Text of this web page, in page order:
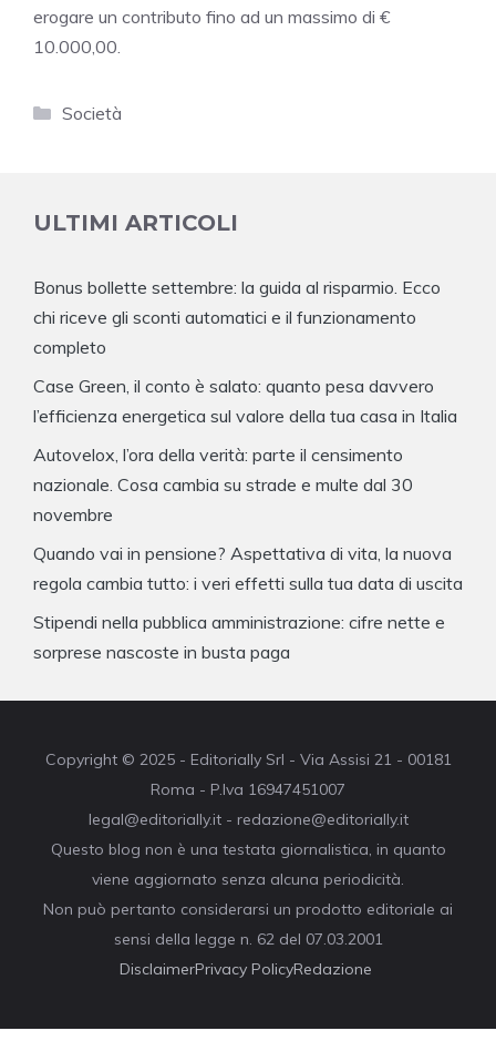
erogare un contributo fino ad un massimo di €
10.000,00.
Categorie
Società
ULTIMI ARTICOLI
Bonus bollette settembre: la guida al risparmio. Ecco
chi riceve gli sconti automatici e il funzionamento
completo
Case Green, il conto è salato: quanto pesa davvero
l’efficienza energetica sul valore della tua casa in Italia
Autovelox, l’ora della verità: parte il censimento
nazionale. Cosa cambia su strade e multe dal 30
novembre
Quando vai in pensione? Aspettativa di vita, la nuova
regola cambia tutto: i veri effetti sulla tua data di uscita
Stipendi nella pubblica amministrazione: cifre nette e
sorprese nascoste in busta paga
Copyright © 2025 - Editorially Srl - Via Assisi 21 - 00181
Roma - P.Iva 16947451007
legal@editorially.it - redazione@editorially.it
Questo blog non è una testata giornalistica, in quanto
viene aggiornato senza alcuna periodicità.
Non può pertanto considerarsi un prodotto editoriale ai
sensi della legge n. 62 del 07.03.2001
DisclaimerPrivacy PolicyRedazione